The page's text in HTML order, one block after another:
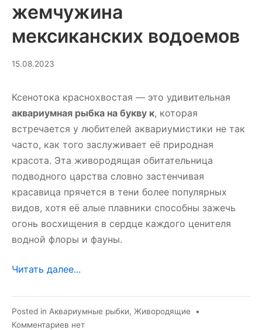
жемчужина
мексиканских водоемов
15.08.2023
Ксенотока краснохвостая — это удивительная
аквариумная рыбка на букву к, которая
встречается у любителей аквариумистики не так
часто, как того заслуживает её природная
красота. Эта живородящая обитательница
подводного царства словно застенчивая
красавица прячется в тени более популярных
видов, хотя её алые плавники способны зажечь
огонь восхищения в сердце каждого ценителя
водной флоры и фауны.
Читать далее...
Posted in Аквариумные рыбки, Живородящие •
Комментариев кнет